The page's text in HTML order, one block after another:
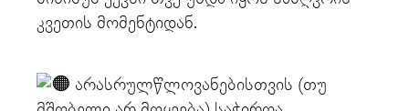
კვეთის მომენტიდან.
არასრულწლოვანებისთვის (თუ